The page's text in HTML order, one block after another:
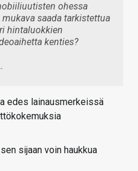
ohessa
saada tarkistettua
hintaluokkien
kenties?
edes lainausmerkeissä
sijaan voin haukkua